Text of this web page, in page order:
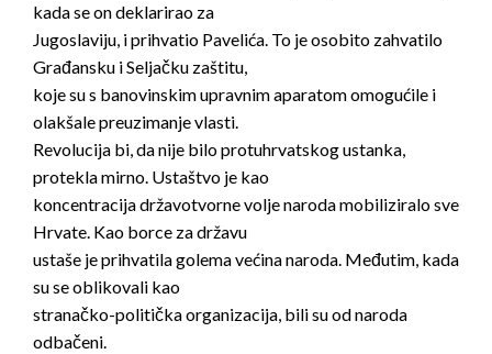
kada se on deklarirao za
Jugoslaviju, i prihvatio Pavelića. To je osobito zahvatilo
Građansku i Seljačku zaštitu,
koje su s banovinskim upravnim aparatom omogućile i
olakšale preuzimanje vlasti.
Revolucija bi, da nije bilo protuhrvatskog ustanka,
protekla mirno. Ustaštvo je kao
koncentracija državotvorne volje naroda mobiliziralo sve
Hrvate. Kao borce za državu
ustaše je prihvatila golema većina naroda. Međutim, kada
su se oblikovali kao
stranačko-politička organizacija, bili su od naroda
odbačeni.